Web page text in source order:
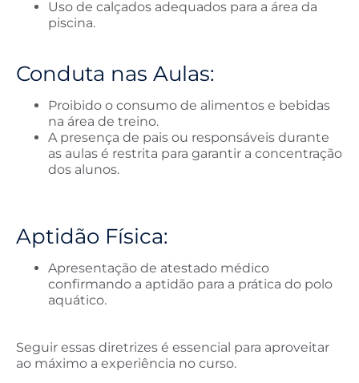
Uso de calçados adequados para a área da
piscina.
Conduta nas Aulas:
Proibido o consumo de alimentos e bebidas
na área de treino.
A presença de pais ou responsáveis durante
as aulas é restrita para garantir a concentração
dos alunos.
Aptidão Física:
Apresentação de atestado médico
confirmando a aptidão para a prática do polo
aquático.
Seguir essas diretrizes é essencial para aproveitar
ao máximo a experiência no curso.